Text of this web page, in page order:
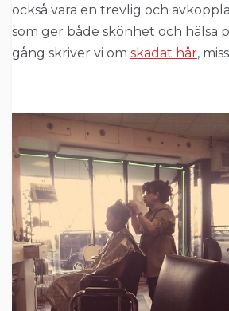
också vara en trevlig och
som ger både skönhet och hälsa
gång skriver vi om skadat hår,